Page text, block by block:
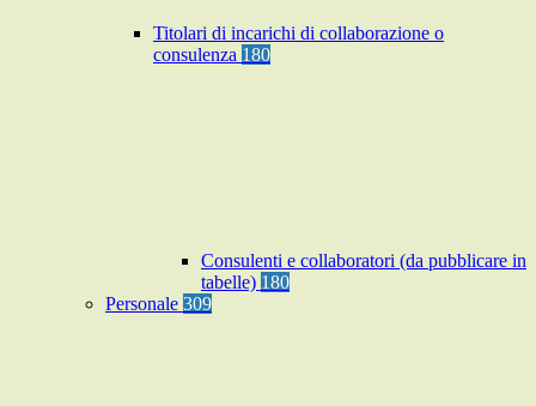
Titolari di incarichi di collaborazione o
consulenza 180
Consulenti e collaboratori (da pubblicare in
tabelle) 180
Personale 309